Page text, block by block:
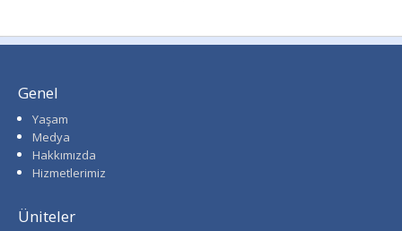
Genel
Yaşam
Medya
Hakkımızda
Hizmetlerimiz
Üniteler